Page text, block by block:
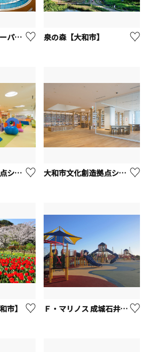
ガイソーウォーターパーク引地台（引地台温水プール）【大和市】 泉の森【大和市】
大和市文化創造拠点シリウス 屋内こども広場 大和市文化創造拠点シリウス 大和市立図書館
市】 Ｆ・マリノス 成城石井パーク（大和ゆとりの森）